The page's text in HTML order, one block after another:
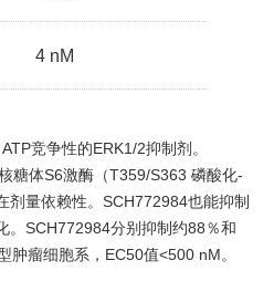
4 nM
竞争性的ERK1/2抑制剂。
糖体S6激酶（T359/S363 磷酸化-
剂量依赖性。SCH772984也能抑制
。SCH772984分别抑制约88％和
肿瘤细胞系，EC50值<500 nM。